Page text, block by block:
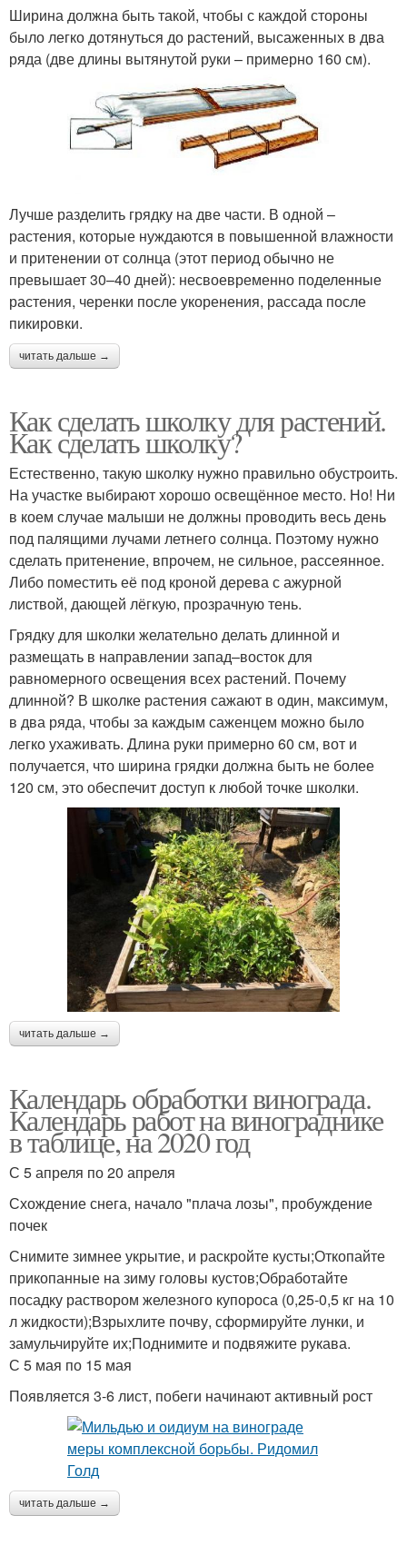
Ширина должна быть такой, чтобы с каждой стороны
было легко дотянуться до растений, высаженных в два
ряда (две длины вытянутой руки – примерно 160 см).
Лучше разделить грядку на две части. В одной –
растения, которые нуждаются в повышенной влажности
и притенении от солнца (этот период обычно не
превышает 30–40 дней): несвоевременно поделенные
растения, черенки после укоренения, рассада после
пикировки.
читать дальше →
Как сделать школку для растений.
Как сделать школку?
Естественно, такую школку нужно правильно обустроить.
На участке выбирают хорошо освещённое место. Но! Ни
в коем случае малыши не должны проводить весь день
под палящими лучами летнего солнца. Поэтому нужно
сделать притенение, впрочем, не сильное, рассеянное.
Либо поместить её под кроной дерева с ажурной
листвой, дающей лёгкую, прозрачную тень.
Грядку для школки желательно делать длинной и
размещать в направлении запад–восток для
равномерного освещения всех растений. Почему
длинной? В школке растения сажают в один, максимум,
в два ряда, чтобы за каждым саженцем можно было
легко ухаживать. Длина руки примерно 60 см, вот и
получается, что ширина грядки должна быть не более
120 см, это обеспечит доступ к любой точке школки.
читать дальше →
Календарь обработки винограда.
Календарь работ на винограднике
в таблице, на 2020 год
С 5 апреля по 20 апреля
Схождение снега, начало "плача лозы", пробуждение
почек
Снимите зимнее укрытие, и раскройте кусты;Откопайте
прикопанные на зиму головы кустов;Обработайте
посадку раствором железного купороса (0,25-0,5 кг на 10
л жидкости);Взрыхлите почву, сформируйте лунки, и
замульчируйте их;Поднимите и подвяжите рукава.
С 5 мая по 15 мая
Появляется 3-6 лист, побеги начинают активный рост
читать дальше →